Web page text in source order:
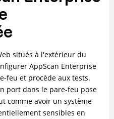
situés à l'extérieur du
AppScan Enterprise
feu et procède aux tests.
port dans le pare-feu pose
comme avoir un système
sensibles en